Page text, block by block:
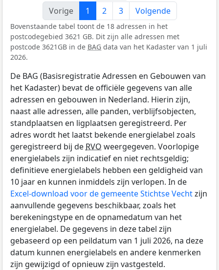
Vorige
1 2 3 Volgende
Bovenstaande tabel toont de 18 adressen in het
postcodegebied 3621 GB. Dit zijn alle adressen met
postcode 3621GB in de BAG data van het Kadaster van 1 juli
2026.
De BAG (Basisregistratie Adressen en Gebouwen van
het Kadaster) bevat de officiële gegevens van alle
adressen en gebouwen in Nederland. Hierin zijn,
naast alle adressen, alle panden, verblijfsobjecten,
standplaatsen en ligplaatsen geregistreerd. Per
adres wordt het laatst bekende energielabel zoals
geregistreerd bij de RVO weergegeven. Voorlopige
energielabels zijn indicatief en niet rechtsgeldig;
definitieve energielabels hebben een geldigheid van
10 jaar en kunnen inmiddels zijn verlopen. In de
Excel-download voor de gemeente Stichtse Vechtzijn
aanvullende gegevens beschikbaar, zoals het
berekeningstype en de opnamedatum van het
energielabel. De gegevens in deze tabel zijn
gebaseerd op een peildatum van 1 juli 2026, na deze
datum kunnen energielabels en andere kenmerken
zijn gewijzigd of opnieuw zijn vastgesteld.